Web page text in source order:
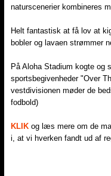
naturscenerier kombineres
Helt fantastisk at få lov at
bobler og lavaen strømmer
På Aloha Stadium kogte og
sportsbegivenheder "Over
vestdivisionen møder de
fodbold)
KLIK og læs mere om de
i, at vi hverken fandt ud af